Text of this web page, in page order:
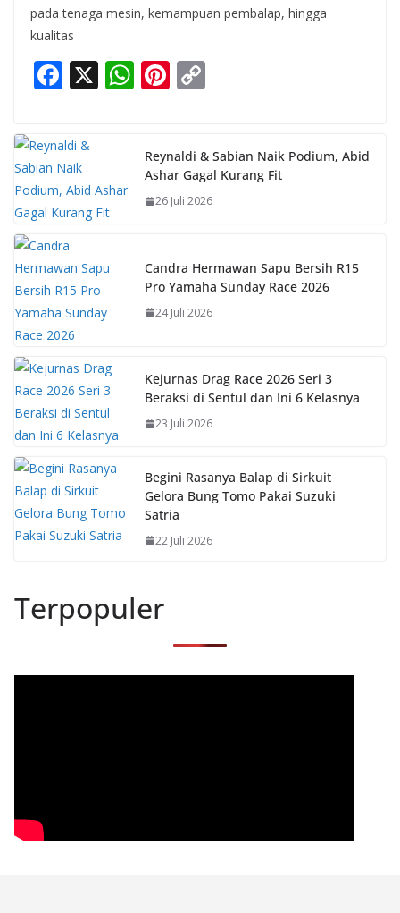
pada tenaga mesin, kemampuan pembalap, hingga
kualitas
F
e
b
o
o
k
X W
s
A
p
Pi
e
st
y
Li
n
Reynaldi & Sabian Naik Podium, Abid
Ashar Gagal Kurang Fit
26 Juli 2026
Candra Hermawan Sapu Bersih R15
Pro Yamaha Sunday Race 2026
24 Juli 2026
Kejurnas Drag Race 2026 Seri 3
Beraksi di Sentul dan Ini 6 Kelasnya
23 Juli 2026
Begini Rasanya Balap di Sirkuit
Gelora Bung Tomo Pakai Suzuki
Satria
22 Juli 2026
Terpopuler